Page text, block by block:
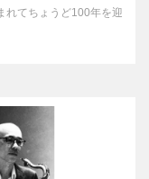
れてちょうど100年を迎